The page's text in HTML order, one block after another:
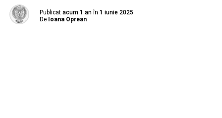
Publicat acum 1 an în 1 iunie 2025
De Ioana Oprean